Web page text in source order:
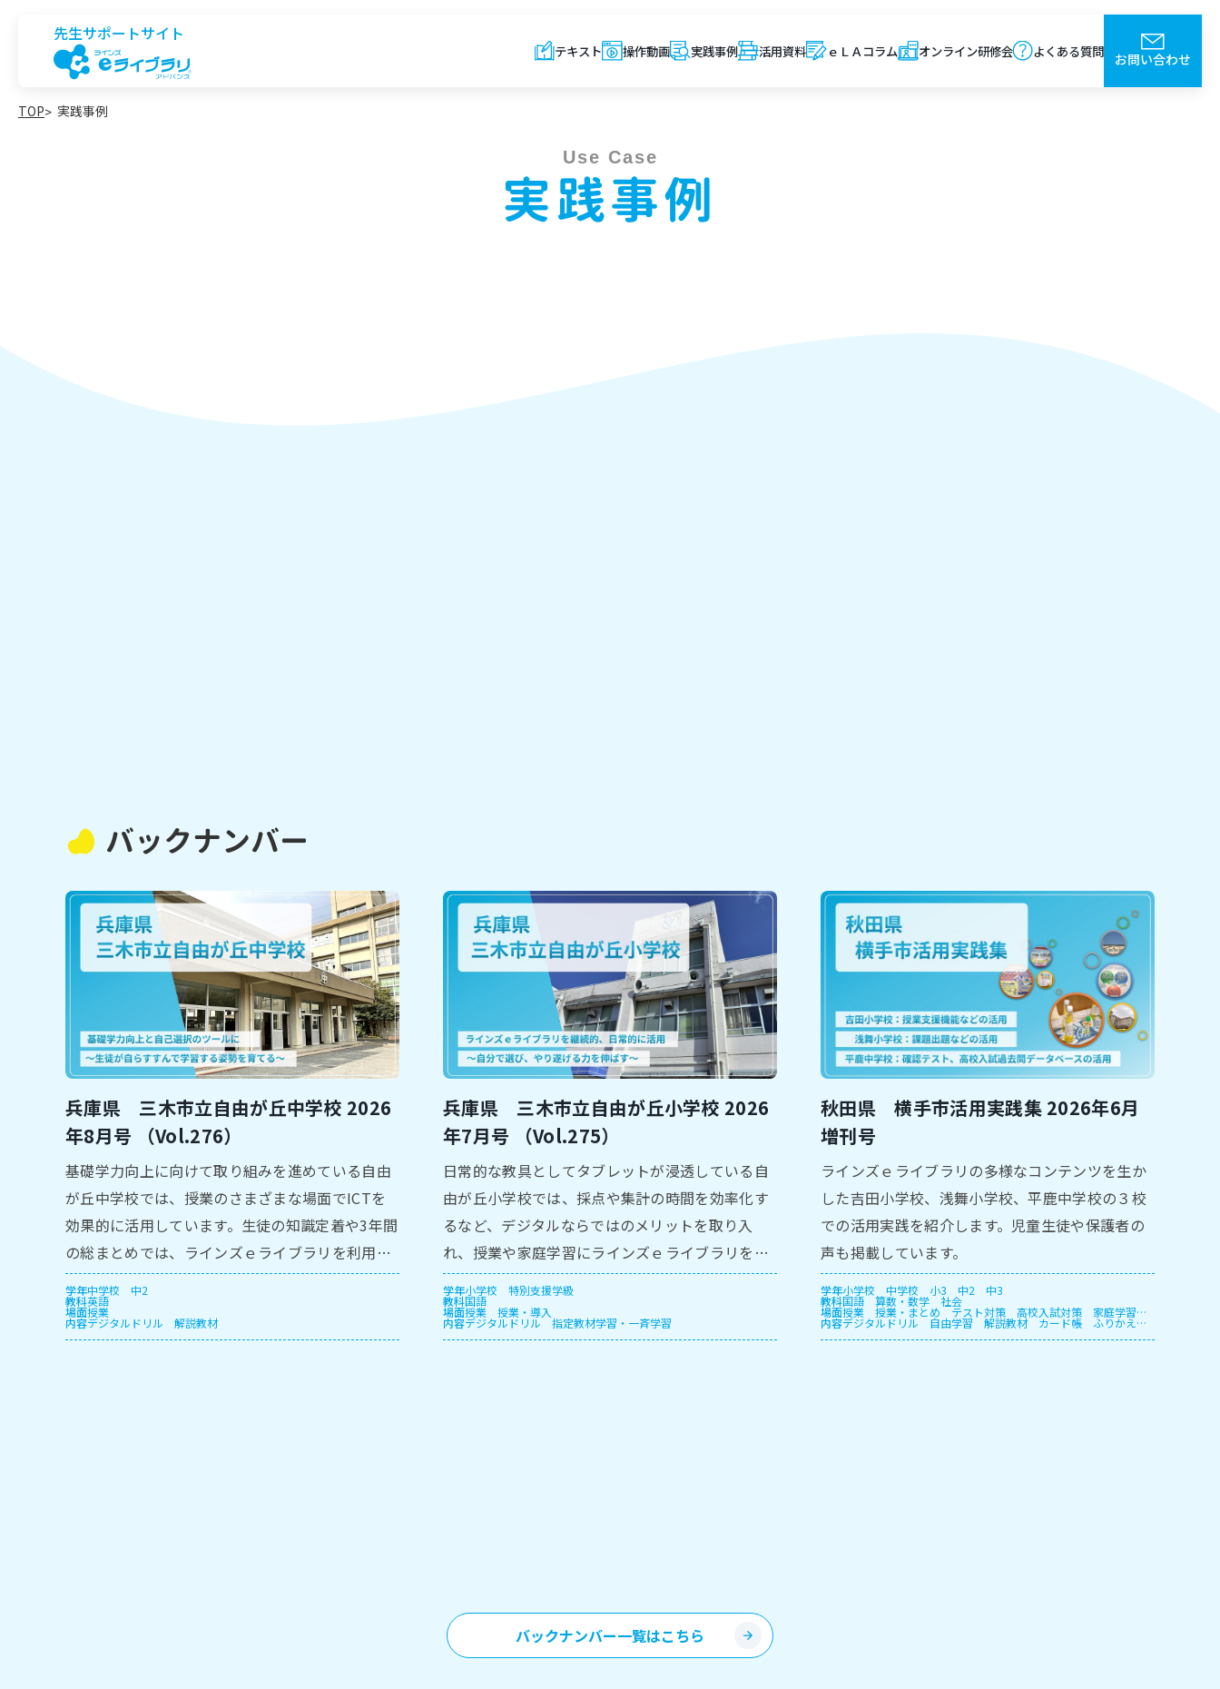
先生サポートサイト
テキスト 操作動画 実践事例 活用資料 ｅＬＡコラム オンライン研修会 よくある質問 お問い合わせ
TOP 実践事例
Use Case
実践事例
バックナンバー
兵庫県 三木市⽴自由が丘中学校 2026
年8⽉号 （Vol.276）
基礎学⼒向上に向けて取り組みを進めている⾃由
が丘中学校では、授業のさまざまな場⾯でICTを
効果的に活⽤しています。⽣徒の知識定着や3年間
の総まとめでは、ラインズｅライブラリを利⽤し
ています。
学年中学校 中2
教科英語
場面授業
内容デジタルドリル 解説教材
兵庫県 三木市⽴自由が丘小学校 2026
年7⽉号 （Vol.275）
⽇常的な教具としてタブレットが浸透している⾃
由が丘⼩学校では、採点や集計の時間を効率化す
るなど、デジタルならではのメリットを取り⼊
れ、授業や家庭学習にラインズｅライブラリを活
⽤しています。
学年小学校 特別支援学級
教科国語
場面授業 授業・導入
内容デジタルドリル 指定教材学習・一斉学習
秋田県 横手市活用実践集 2026年6月
増刊号
ラインズｅライブラリの多様なコンテンツを生か
した吉田小学校、浅舞小学校、平鹿中学校の３校
での活用実践を紹介します。児童生徒や保護者の
声も掲載しています。
学年小学校 中学校 小3 中2 中3
教科国語 算数・数学 社会
場面授業 授業・まとめ テスト対策 高校入試対策 家庭学習・
宿題 長期休暇
内容デジタルドリル 自由学習 解説教材 カード帳 ふりかえ
り プリント 授業支援 確認テスト 自動個別課題
材学習・一斉学習
バックナンバー一覧はこちら